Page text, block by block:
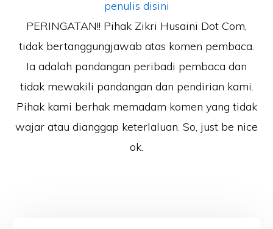
penulis disini
PERINGATAN!! Pihak Zikri Husaini Dot Com,
tidak bertanggungjawab atas komen pembaca.
Ia adalah pandangan peribadi pembaca dan
tidak mewakili pandangan dan pendirian kami.
Pihak kami berhak memadam komen yang tidak
wajar atau dianggap keterlaluan. So, just be nice
ok.